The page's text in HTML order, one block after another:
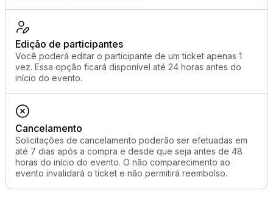
Edição de participantes
Você poderá editar o participante de um ticket apenas 1
vez. Essa opção ficará disponível até 24 horas antes do
início do evento.
Cancelamento
Solicitações de cancelamento poderão ser efetuadas em
até 7 dias após a compra e desde que seja antes de 48
horas do início do evento. O não comparecimento ao
evento invalidará o ticket e não permitirá reembolso.